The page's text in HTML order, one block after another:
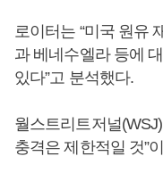
로이터는 “미국 원유
과 베네수엘라 등에
있다”고 분석했다.
월스트리트저널
충격은 제한적일 것”